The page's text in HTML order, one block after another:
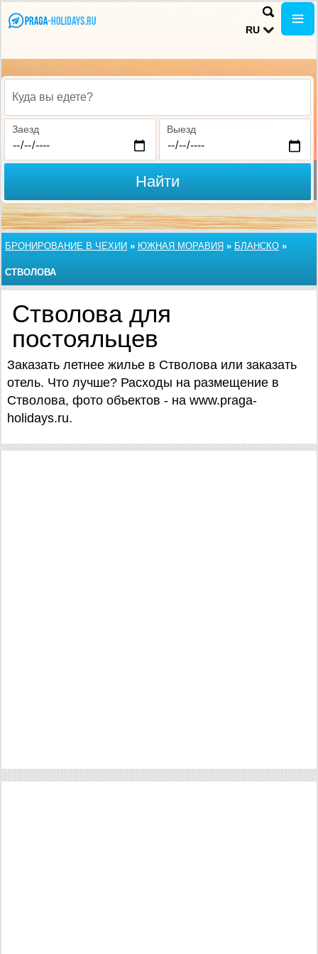
RU
Куда вы едете?
Заезд Выезд
Найти
БРОНИРОВАНИЕ В ЧЕХИИ » ЮЖНАЯ МОРАВИЯ » БЛАНСКО »
СТВОЛОВА
Стволова для
постояльцев
Заказать летнее жилье в Стволова или заказать
отель. Что лучше? Расходы на размещение в
Стволова, фото объектов - на www.praga-
holidays.ru.